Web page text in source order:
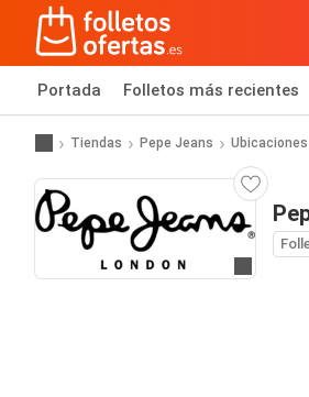
Portada Folletos más recientes
Tiendas Pepe Jeans Ubicaciones